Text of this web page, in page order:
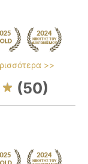
>>
(50)